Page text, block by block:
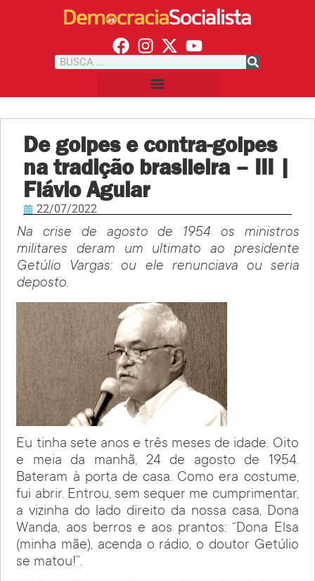
De golpes e contra-golpes
na tradição brasileira – III |
Flávio Aguiar
22/07/2022
Na crise de agosto de 1954 os ministros
militares deram um ultimato ao presidente
Getúlio Vargas: ou ele renunciava ou seria
deposto.
Eu tinha sete anos e três meses de idade. Oito
e meia da manhã, 24 de agosto de 1954.
Bateram à porta de casa. Como era costume,
fui abrir. Entrou, sem sequer me cumprimentar,
a vizinha do lado direito da nossa casa, Dona
Wanda, aos berros e aos prantos: “Dona Elsa
(minha mãe), acenda o rádio, o doutor Getúlio
se matou!”.